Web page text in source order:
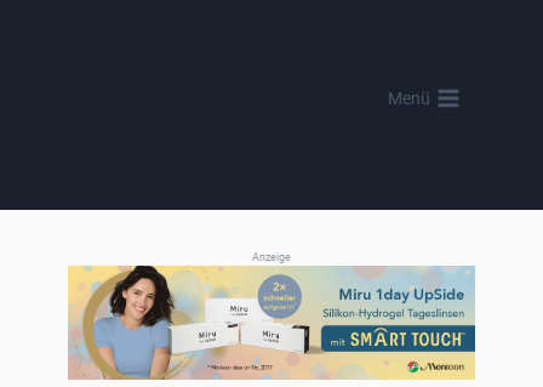
Menü
Anzeige